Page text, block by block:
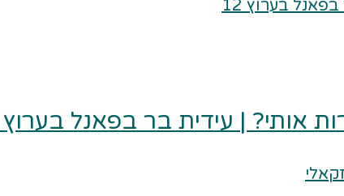
אותי? | עידית בר בפאנל בערוץ 12